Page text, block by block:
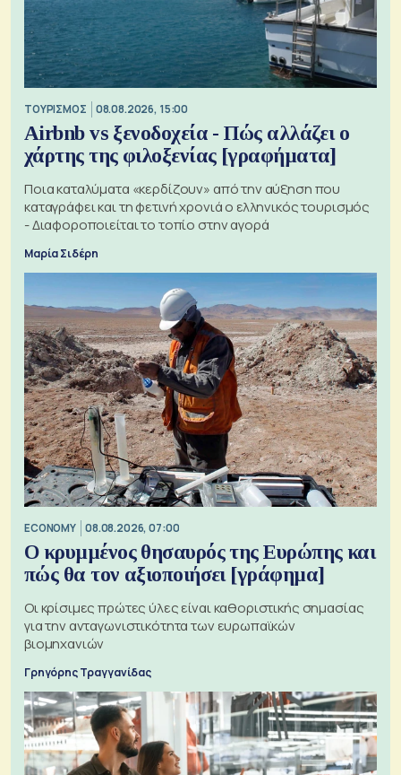
ΤΟΥΡΙΣΜΟΣ 08.08.2026, 15:00
Airbnb vs ξενοδοχεία - Πώς αλλάζει ο
χάρτης της φιλοξενίας [γραφήματα]
Ποια καταλύματα «κερδίζουν» από την αύξηση που
καταγράφει και τη φετινή χρονιά ο ελληνικός τουρισμός
- Διαφοροποιείται το τοπίο στην αγορά
Μαρία Σιδέρη
ECONOMY 08.08.2026, 07:00
Ο κρυμμένος θησαυρός της Ευρώπης και
πώς θα τον αξιοποιήσει [γράφημα]
Οι κρίσιμες πρώτες ύλες είναι καθοριστικής σημασίας
για την ανταγωνιστικότητα των ευρωπαϊκών
βιομηχανιών
Γρηγόρης Τραγγανίδας